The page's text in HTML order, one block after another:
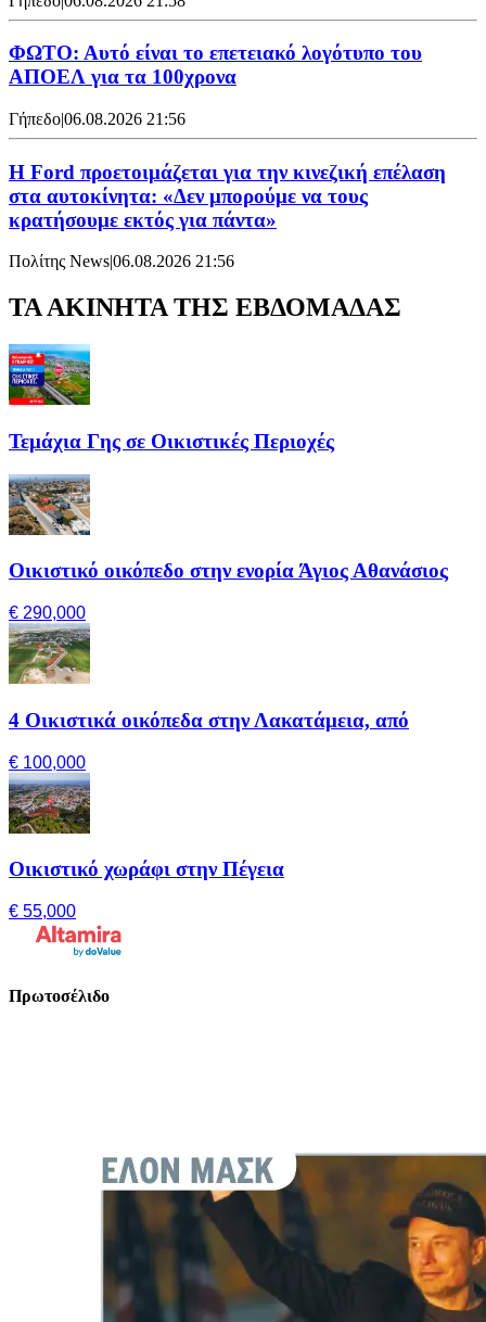
ΦΩΤΟ: Αυτό είναι το επετειακό λογότυπο του
ΑΠΟΕΛ για τα 100χρονα
Γήπεδο|06.08.2026 21:56
Η Ford προετοιμάζεται για την κινεζική επέλαση
στα αυτοκίνητα: «Δεν μπορούμε να τους
κρατήσουμε εκτός για πάντα»
Πολίτης News06.08.2026 21:56
ΤΑ ΑΚΙΝΗΤΑ ΤΗΣ ΕΒΔΟΜΑΔΑΣ
Τεμάχια Γης σε Οικιστικές Περιοχές
Οικιστικό οικόπεδο στην ενορία Άγιος Αθανάσιος
€ 290,000
4 Οικιστικά οικόπεδα στην Λακατάμεια, από
€ 100,000
Οικιστικό χωράφι στην Πέγεια
€ 55,000
Πρωτοσέλιδο